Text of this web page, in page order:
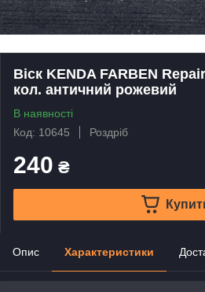
Віск KENDA FARBEN
кол. античний рожевий
В наявності
Код: 10645
Роздріб
240 ₴
Опис Характеристики